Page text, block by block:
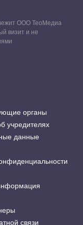
ООО ТеоМедиа
визит и не
органы
учредителях
данные
связи